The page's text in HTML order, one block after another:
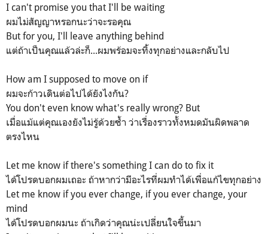
I can't promise you that I'll be waiting
ผมไม่สัญญาหรอกนะว่าจะรอคุณ
But for you, I'll leave anything behind
แต่ถ้าเป็นคุณแล้วล่ะก็...ผมพร้อมจะทิ้งทุกอย่างและกลับไป
How am I supposed to move on if
ผมจะก้าวเดินต่อไปได้ยังไงกัน?
You don't even know what's really wrong? But
เมื่อแม้แต่คุณเองยังไม่รู้ด้วยซ้ำ ว่าเรื่องราวทั้งหมดมันผิดพลาด
ตรงไหน
Let me know if there's something I can do to fix it
ได้โปรดบอกผมเถอะ ถ้าหากว่ามีอะไรที่ผมทำได้เพื่อแก้ไขทุกอย่าง
Let me know if you ever change, if you ever change, your
mind
ได้โปรดบอกผมนะ ถ้าเกิดว่าคุณน่ะเปลี่ยนใจขึ้นมา